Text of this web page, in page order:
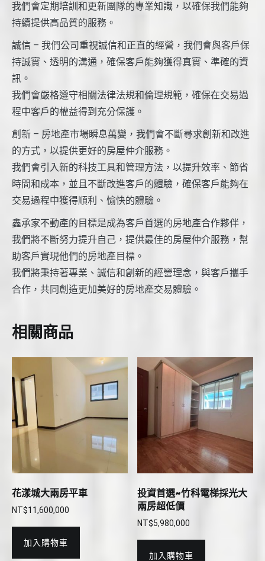
我們會定期培訓和更新團隊的專業知識，以確保我們能夠
持續提供高品質的服務。
誠信 – 我們公司重視誠信和正直的經營，我們會與客戶保
持誠實、透明的溝通，確保客戶能夠獲得真實、準確的資
訊。
我們會嚴格遵守相關法律法規和倫理規範，確保在交易過
程中客戶的權益得到充分保護。
創新 – 房地產市場瞬息萬變，我們會不斷尋求創新和改進
的方式，以提供更好的房屋仲介服務。
我們會引入新的科技工具和管理方法，以提升效率、節省
時間和成本，並且不斷改進客戶的體驗，確保客戶能夠在
交易過程中獲得順利、愉快的體驗。
鑫承家不動產的目標是成為客戶首選的房地產合作夥伴，
我們將不斷努力提升自己，提供最佳的房屋仲介服務，幫
助客戶實現他們的房地產目標。
我們將秉持著專業、誠信和創新的經營理念，與客戶攜手
合作，共同創造更加美好的房地產交易體驗。
相關商品
花漾城大兩房平車
NT$11,600,000
加入購物車
投資首選~竹科電梯採光大
兩房超低價
NT$5,980,000
加入購物車